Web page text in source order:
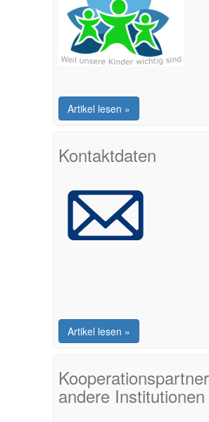
Artikel lesen »
Kontaktdaten
Artikel lesen »
andere Institutionen